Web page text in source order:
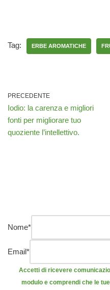
Tag: ERBE AROMATICHE
PRECEDENTE
Iodio: la carenza e migliori
fonti per migliorare tuo
quoziente l’intellettivo.
Nome*
Email*
Accetti di ricevere
modulo e comprendi che le